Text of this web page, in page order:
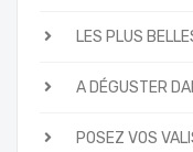
LES PLUS
A DÉGUSTER
POSEZ VOS